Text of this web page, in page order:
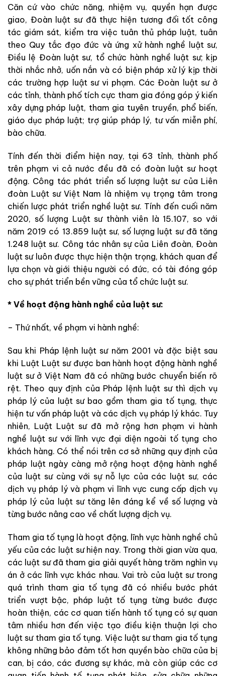
Căn cứ vào chức năng, nhiệm vụ, quyền hạn được
giao, Đoàn luật sư đã thực hiện tương đối tốt công
tác giám sát, kiểm tra việc tuân thủ pháp luật, tuân
theo Quy tắc đạo đức và ứng xử hành nghề luật sư,
Điều lệ Đoàn luật sư, tổ chức hành nghề luật sư; kịp
thời nhắc nhở, uốn nắn và có biện pháp xử lý kịp thời
các trường hợp luật sư vi phạm. Các Đoàn luật sư ở
các tỉnh, thành phố tích cực tham gia đóng góp ý kiến
xây dựng pháp luật, tham gia tuyên truyền, phổ biến,
giáo dục pháp luật; trợ giúp pháp lý, tư vấn miễn phí,
bào chữa.
Tính đến thời điểm hiện nay, tại 63 tỉnh, thành phố
trên phạm vi cả nước đều đã có đoàn luật sư hoạt
động. Công tác phát triển số lượng luật sư của Liên
đoàn Luật sư Việt Nam là nhiệm vụ trọng tâm trong
chiến lược phát triển nghề luật sư. Tính đến cuối năm
2020, số lượng Luật sư thành viên là 15.107, so với
năm 2019 có 13.859 luật sư, số lượng luật sư đã tăng
1.248 luật sư. Công tác nhân sự của Liên đoàn, Đoàn
luật sư luôn được thực hiện thận trọng, khách quan để
lựa chọn và giới thiệu người có đức, có tài đóng góp
cho sự phát triển bền vững của tổ chức luật sư.
* Về hoạt động hành nghề của luật sư:
– Thứ nhất, về phạm vi hành nghề:
Sau khi Pháp lệnh luật sư năm 2001 và đặc biệt sau
khi Luật Luật sư được ban hành hoạt động hành nghề
luật sư ở Việt Nam đã có những bước chuyển biến rõ
rệt. Theo quy định của Pháp lệnh luật sư thì dịch vụ
pháp lý của luật sư bao gồm tham gia tố tụng, thực
hiện tư vấn pháp luật và các dịch vụ pháp lý khác. Tuy
nhiên, Luật Luật sư đã mở rộng hơn phạm vi hành
nghề luật sư với lĩnh vực đại diện ngoài tố tụng cho
khách hàng. Có thể nói trên cơ sở những quy định của
pháp luật ngày càng mở rộng hoạt động hành nghề
của luật sư cùng với sự nỗ lực của các luật sư, các
dịch vụ pháp lý và phạm vi lĩnh vực cung cấp dịch vụ
pháp lý của luật sư tăng lên đáng kể về số lượng và
từng bước nâng cao về chất lượng dịch vụ.
Tham gia tố tụng là hoạt động, lĩnh vực hành nghề chủ
yếu của các luật sư hiện nay. Trong thời gian vừa qua,
các luật sư đã tham gia giải quyết hàng trăm nghìn vụ
án ở các lĩnh vực khác nhau. Vai trò của luật sư trong
quá trình tham gia tố tụng đã có nhiều bước phát
triển vượt bậc, pháp luật tố tụng từng bước được
hoàn thiện, các cơ quan tiến hành tố tụng có sự quan
tâm nhiều hơn đến việc tạo điều kiện thuận lợi cho
luật sư tham gia tố tụng. Việc luật sư tham gia tố tụng
không những bảo đảm tốt hơn quyền bào chữa của bị
can, bị cáo, các đương sự khác, mà còn giúp các cơ